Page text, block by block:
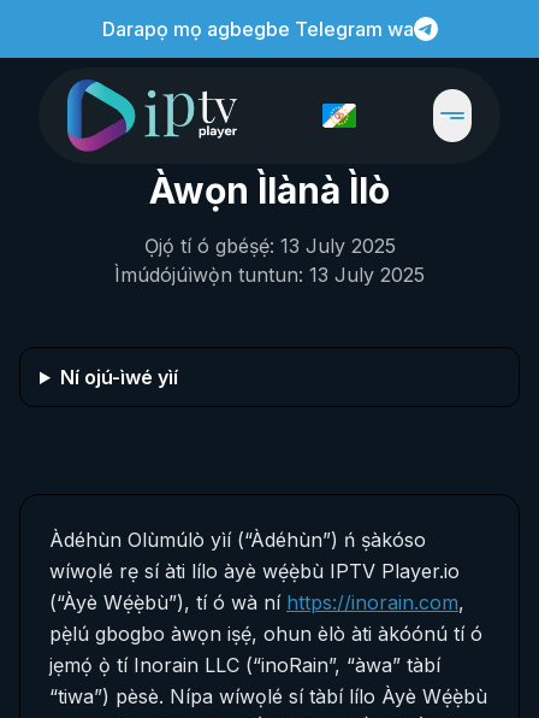
Darapọ mọ agbegbe Telegram wa
Àwọn Ìlànà Ìlò
Ọjọ́ tí ó gbéṣẹ́: 13 July 2025
Ìmúdójúìwọ̀n tuntun: 13 July 2025
Àdéhùn Olùmúlò yìí (“Àdéhùn”) ń ṣàkóso
wíwọlé rẹ sí àti lílo àyè wẹ́ẹ̀bù IPTV Player.io
(“Àyè Wẹ́ẹ̀bù”), tí ó wà ní https://inorain.com,
pẹ̀lú gbogbo àwọn iṣẹ́, ohun èlò àti àkóónú tí ó
jẹmọ́ ọ̀ tí Inorain LLC (“inoRain”, “àwa” tàbí
“tiwa”) pèsè. Nípa wíwọlé sí tàbí lílo Àyè Wẹ́ẹ̀bù
Ní ojú-ìwé yìí